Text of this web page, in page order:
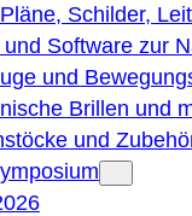
Schilder,
und Software zur
und
Brillen und
und